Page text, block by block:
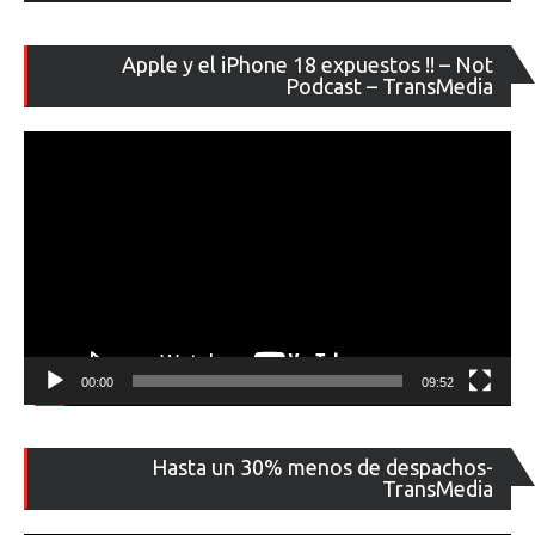
Apple y el iPhone 18 expuestos !! – Not
Podcast – TransMedia
de
00:00 09:52
Hasta un 30% menos de despachos-
TransMedia
de